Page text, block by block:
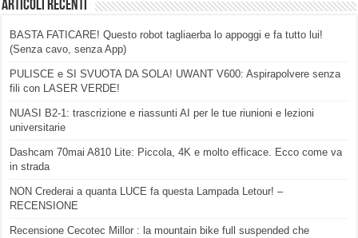
Articoli Recenti
BASTA FATICARE! Questo robot tagliaerba lo appoggi e fa tutto lui!
(Senza cavo, senza App)
PULISCE e SI SVUOTA DA SOLA! UWANT V600: Aspirapolvere senza
fili con LASER VERDE!
NUASI B2-1: trascrizione e riassunti AI per le tue riunioni e lezioni
universitarie
Dashcam 70mai A810 Lite: Piccola, 4K e molto efficace. Ecco come va
in strada
NON Crederai a quanta LUCE fa questa Lampada Letour! –
RECENSIONE
Recensione Cecotec Millor : la mountain bike full suspended che